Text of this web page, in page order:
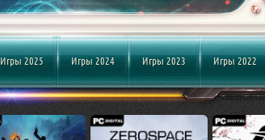
Игры 2025 Игры 2024 Игры 2023 Игры 2022